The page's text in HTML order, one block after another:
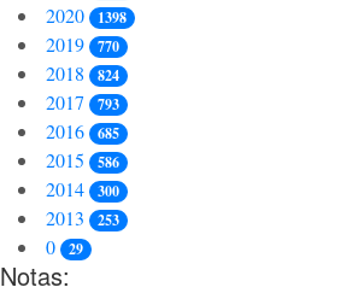
2020 1398
2019 770
2018 824
2017 793
2016 685
2015 586
2014 300
2013 253
0 29
Notas: